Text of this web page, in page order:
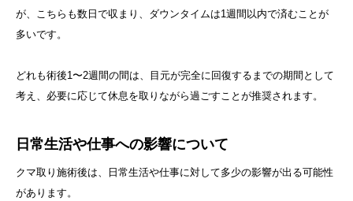
が、こちらも数日で収まり、ダウンタイムは1週間以内で済むことが
多いです。
どれも術後1〜2週間の間は、目元が完全に回復するまでの期間として
考え、必要に応じて休息を取りながら過ごすことが推奨されます。
日常生活や仕事への影響について
クマ取り施術後は、日常生活や仕事に対して多少の影響が出る可能性
があります。